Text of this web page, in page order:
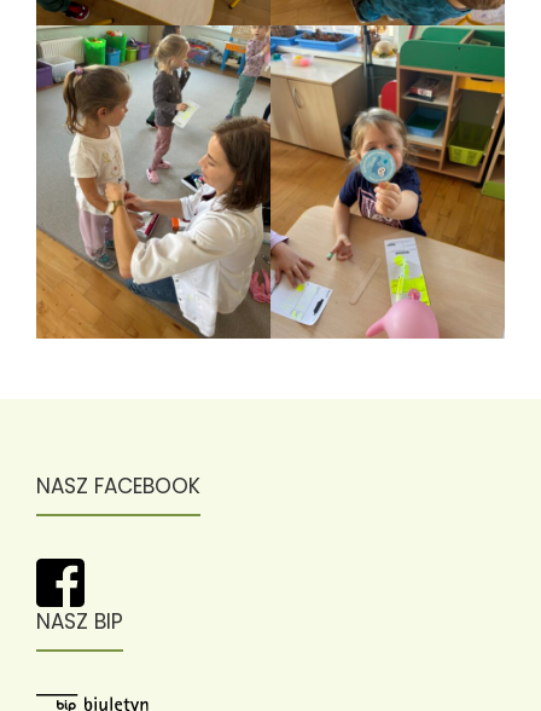
NASZ FACEBOOK
NASZ BIP